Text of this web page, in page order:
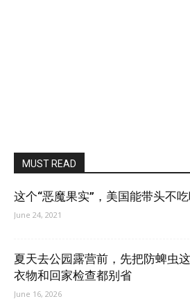
MUST READ
这个“恶魔果实”，美国能带头不吃
June 24, 2021
夏天去公园露营前，先把防蜱虫
衣物和回家检查都别省
June 16, 2026